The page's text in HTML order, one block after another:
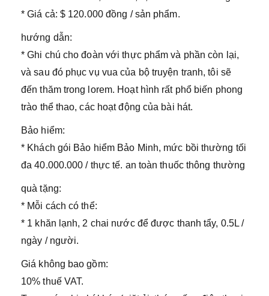
* Giá cả: $ 120.000 đồng / sản phẩm.
hướng dẫn:
* Ghi chú cho đoàn với thực phẩm và phần còn lại,
và sau đó phục vụ vua của bộ truyện tranh, tôi sẽ
đến thăm trong lorem. Hoạt hình rất phổ biến phong
trào thể thao, các hoạt động của bài hát.
Bảo hiểm:
* Khách gói Bảo hiểm Bảo Minh, mức bồi thường tối
đa 40.000.000 / thực tế. an toàn thuốc thông thường
quà tặng:
* Mỗi cách có thể:
* 1 khăn lạnh, 2 chai nước để được thanh tẩy, 0.5L /
ngày / người.
Giá không bao gồm:
10% thuế VAT.